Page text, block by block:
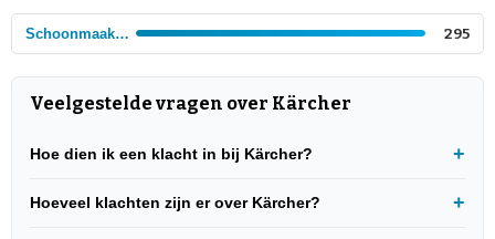
Schoonmaakproducten 295
Veelgestelde vragen over Kärcher
Hoe dien ik een klacht in bij Kärcher?
Hoeveel klachten zijn er over Kärcher?